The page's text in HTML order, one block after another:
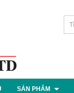
SẢN PHẨM